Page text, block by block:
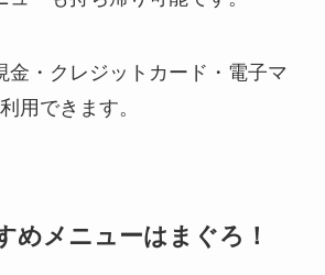
金・クレジットカード・電子マ
用できます。
めメニューはまぐろ！